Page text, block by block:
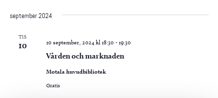
september 2024
TIS
10
Vården och marknaden
10 september, 2024 kl 18:30 - 19:30
Motala huvudbibliotek
Gratis